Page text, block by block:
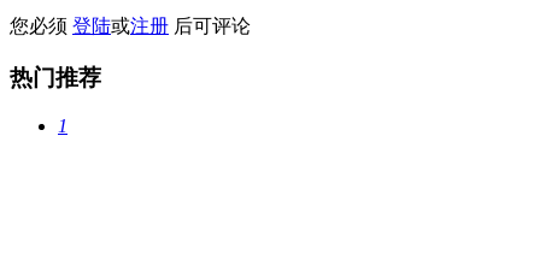
您必须 登陆或注册 后可评论
热门推荐
1